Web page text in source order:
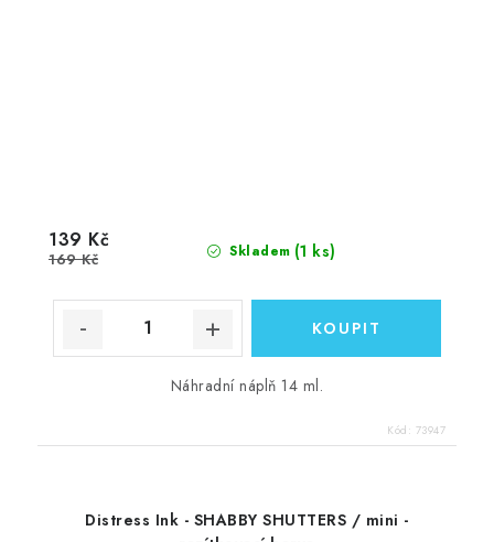
Skladem (1 ks)
139 Kč
169 Kč
Náhradní náplň 14 ml.
Kód: 73947
Distress Ink - SHABBY SHUTTERS / mini -